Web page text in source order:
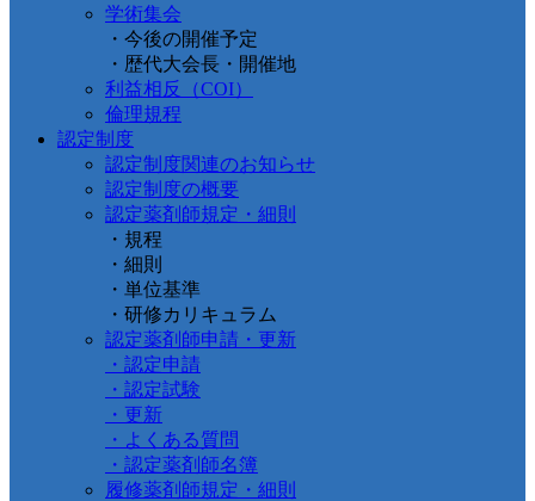
学術集会
・今後の開催予定
・歴代大会長・開催地
利益相反（COI）
倫理規程
認定制度
認定制度関連のお知らせ
認定制度の概要
認定薬剤師規定・細則
・規程
・細則
・単位基準
・研修カリキュラム
認定薬剤師申請・更新
・認定申請
・認定試験
・更新
・よくある質問
・認定薬剤師名簿
履修薬剤師規定・細則